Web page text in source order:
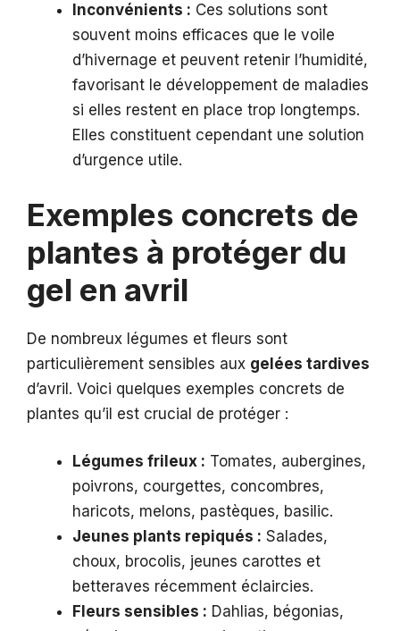
Inconvénients : Ces solutions sont
souvent moins efficaces que le voile
d’hivernage et peuvent retenir l’humidité,
favorisant le développement de maladies
si elles restent en place trop longtemps.
Elles constituent cependant une solution
d’urgence utile.
Exemples concrets de
plantes à protéger du
gel en avril
De nombreux légumes et fleurs sont
particulièrement sensibles aux gelées tardives
d’avril. Voici quelques exemples concrets de
plantes qu’il est crucial de protéger :
Légumes frileux : Tomates, aubergines,
poivrons, courgettes, concombres,
haricots, melons, pastèques, basilic.
Jeunes plants repiqués : Salades,
choux, brocolis, jeunes carottes et
betteraves récemment éclaircies.
Fleurs sensibles : Dahlias, bégonias,